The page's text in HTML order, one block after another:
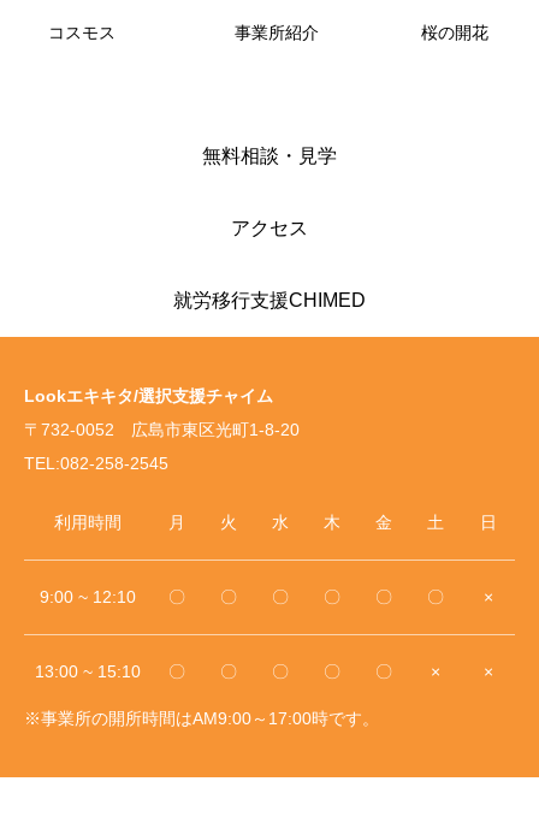
コスモス 事業所紹介 桜の開花
無料相談・見学
アクセス
就労移行支援CHIMED
Lookエキキタ/選択支援チャイム
〒732-0052 広島市東区光町1-8-20
TEL:082-258-2545
利用時間 月 火 水 木 金 土 日
9:00 ~ 12:10 〇 〇 〇 〇 〇 〇 ×
13:00 ~ 15:10 〇 〇 〇 〇 〇 × ×
※事業所の開所時間はAM9:00～17:00時です。